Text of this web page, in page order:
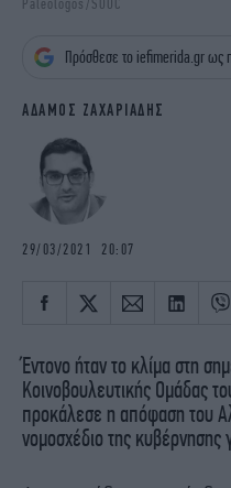
iBOOKS
OSCARS
NEWSLETTER
Paleologos/SOOC
Πρόσθεσε το iefimerida.gr ως
ΑΔΑΜΟΣ ΖΑΧΑΡΙΑΔΗΣ
29/03/2021 20:07
Έντονο ήταν το κλίμα στη
Κοινοβουλευτικής Ομάδας
προκάλεσε η απόφαση του
νομοσχέδιο της κυβέρνησης